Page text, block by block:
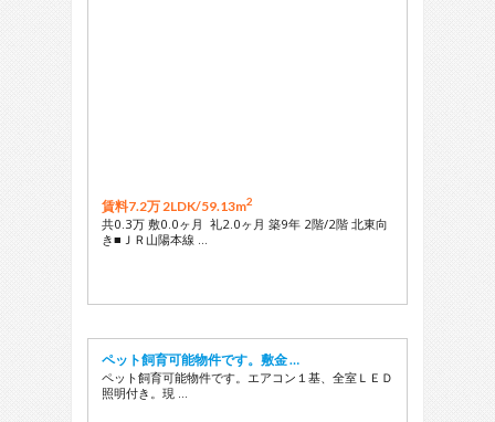
賃料7.2万 2LDK/59.13m2
共0.3万 敷0.0ヶ月 礼2.0ヶ月 築9年 2階/2階 北東向
き■ＪＲ山陽本線 …
ペット飼育可能物件です。敷金 …
ペット飼育可能物件です。エアコン１基、全室ＬＥＤ
照明付き。現 …